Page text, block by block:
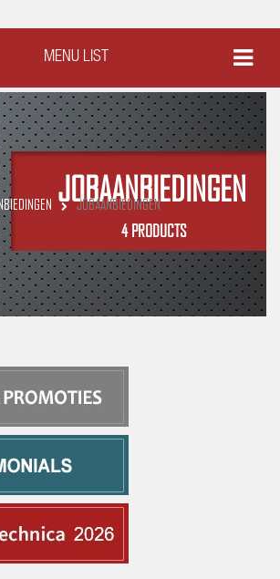
MENU LIST
JOBAANBIEDINGEN
4 PRODUCTS
JOBAANBIEDINGEN